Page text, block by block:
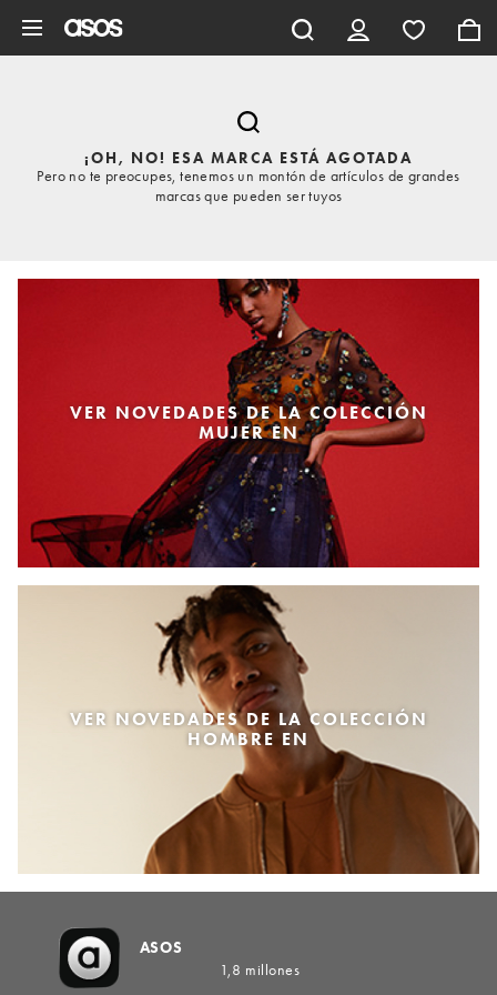
¡OH, NO! ESA MARCA ESTÁ AGOTADA
Pero no te preocupes, tenemos un montón de artículos de grandes
marcas que pueden ser tuyos
VER NOVEDADES DE LA COLECCIÓN
MUJER EN
VER NOVEDADES DE LA COLECCIÓN
HOMBRE EN
ASOS
1,8 millones